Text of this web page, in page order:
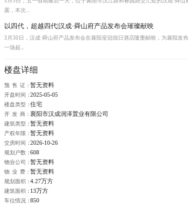
露，本次...
以四代，超越四代|汉成·舜山府产品发布会璀璨献映
3月30日，汉成·舜山府产品发布会在襄阳皇冠假日酒店隆重献映，为襄阳发
一场超...
楼盘详细
预 售 证：暂无资料
开盘时间：2025-05-05
楼盘类型：住宅
开 发 商：襄阳市汉成润泽置业有限公司
建筑类型：暂无资料
产权年限：暂无资料
交房时间：2026-10-26
规划户数：608
物业公司：暂无资料
物 业 费：暂无资料
规划面积：4.27万方
建筑面积：13万方
车位情况：850